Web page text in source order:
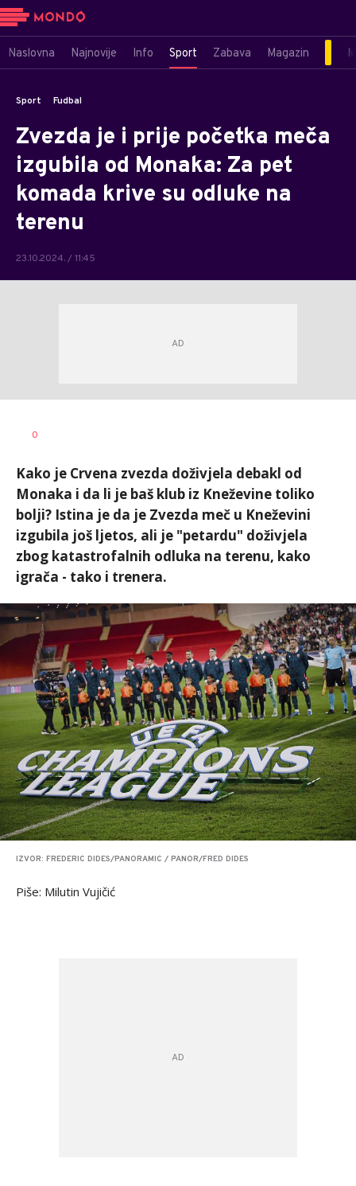
Naslovna Najnovije Info Sport Zabava Magazin
Sport Fudbal
Zvezda je i prije početka meča
izgubila od Monaka: Za pet
komada krive su odluke na
terenu
23.10.2024. / 11:45
AUTOR
0
Kako je Crvena zvezda doživjela debakl od
Monaka i da li je baš klub iz Kneževine toliko
bolji? Istina je da je Zvezda meč u Kneževini
izgubila još ljetos, ali je "petardu" doživjela
zbog katastrofalnih odluka na terenu, kako
igrača - tako i trenera.
IZVOR: FREDERIC DIDES/PANORAMIC / PANOR/FRED DIDES
Piše: Milutin Vujičić